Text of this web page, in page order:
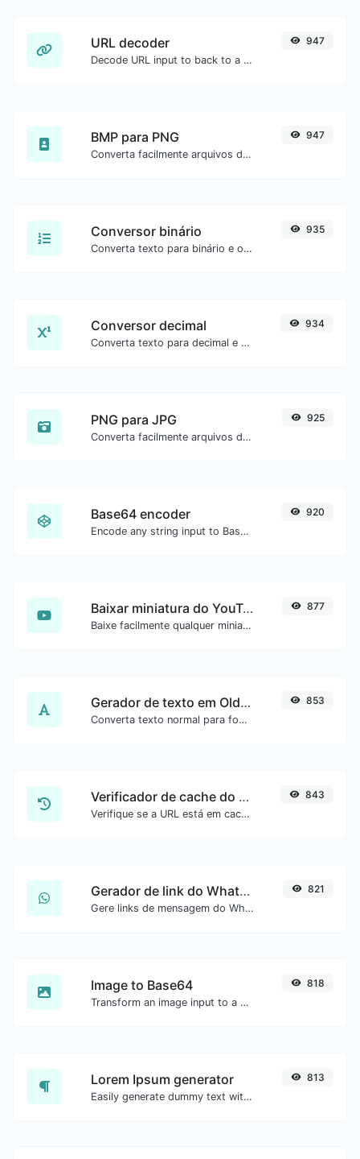
URL decoder
Decode URL input to back to a normal string.
947
BMP para PNG
Converta facilmente arquivos de imagem BMP para PNG.
947
Conversor binário
Converta texto para binário e o contrário para qualquer entrada de string.
935
Conversor decimal
Converta texto para decimal e o contrário para qualquer entrada de string.
934
PNG para JPG
Converta facilmente arquivos de imagem PNG para JPG.
925
Base64 encoder
Encode any string input to Base64.
920
Baixar miniatura do YouTube
Baixe facilmente qualquer miniatura de vídeo do YouTube em todos os tamanhos disponíveis.
877
Gerador de texto em Old English
Converta texto normal para fonte Old English.
853
Verificador de cache do Google
Verifique se a URL está em cache pelo Google.
843
Gerador de link do WhatsApp
Gere links de mensagem do WhatsApp com facilidade.
821
Image to Base64
Transform an image input to a Base64 string.
818
Lorem Ipsum generator
Easily generate dummy text with the Lorem Ipsum generator.
813